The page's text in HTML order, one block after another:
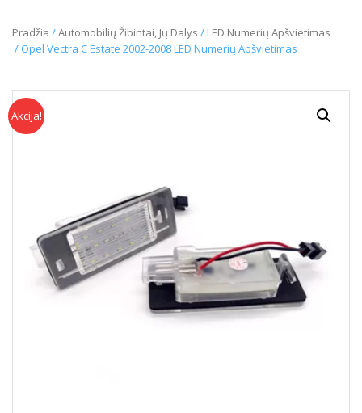
Pradžia /Automobilių Žibintai, Jų Dalys / LED Numerių Apšvietimas
/ Opel Vectra C Estate 2002-2008 LED Numerių Apšvietimas
Akcija!